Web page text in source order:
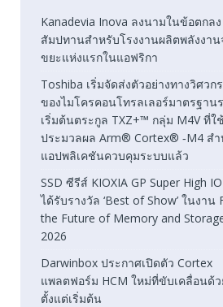
2026
FEATURED
[ August 6, 2026 ]
FEATURED
Kanadevia Inova ลงนามในข้อตกลง
สัมปทานสำหรับโรงงานผลิตพลังงาน
ขยะแห่งแรกในแอฟริกา
Toshiba เริ่มจัดส่งตัวอย่างทางวิศวก
ของไมโครคอนโทรลเลอร์มาตรฐาน
เริ่มต้นตระกูล TXZ+™ กลุ่ม M4V ที่ใ
ประมวลผล Arm® Cortex® ‑M4 ส
แอปพลิเคชันควบคุมระบบแล้ว
SSD ซีรีส์ KIOXIA GP Super High
ได้รับรางวัล ‘Best of Show’ ในงาน
the Future of Memory and
2026
Darwinbox ประกาศเปิดตัว Cortex
แพลตฟอร์ม HCM ใหม่ที่ขับเคลื่อนด้ว
ตั้งแต่เริ่มต้น